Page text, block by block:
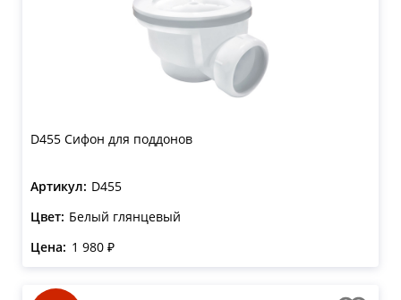
D455 Сифон для поддонов
Артикул: D455
Цвет: Белый глянцевый
Цена: 1 980 ₽